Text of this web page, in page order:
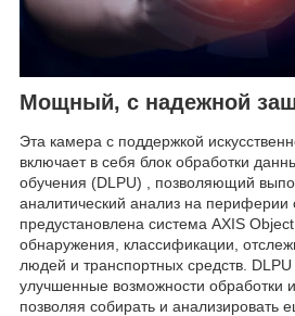
Мощный, с надежной
Эта камера с поддержкой
включает в себя блок обработки
обучения (DLPU) , позволяющий
аналитический анализ на
предустановлена ​​система AXIS
обнаружения, классификации,
людей и транспортных средств.
улучшенные возможности обработки
позволяя собирать и анализировать